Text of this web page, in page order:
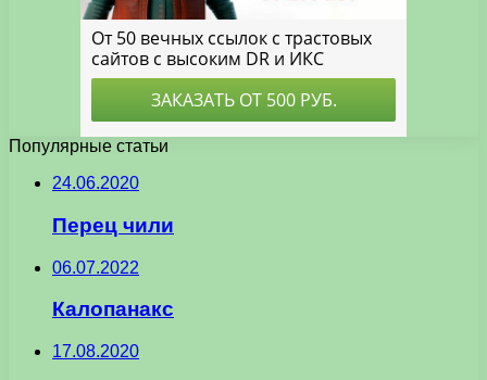
Популярные статьи
24.06.2020
Перец чили
06.07.2022
Калопанакс
17.08.2020